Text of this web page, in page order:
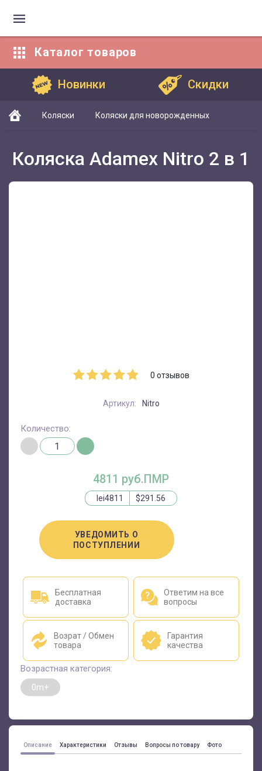
Каталог товаров
Новинки Скидки
Коляски Коляски для новорожденных
Коляска Adamex Nitro 2 в 1
0 отзывов
Артикул: Nitro
4811 руб.ПМР
lei4811 $291.56
УВЕДОМИТЬ О
ПОСТУПЛЕНИИ
Количество:
Бесплатная
доставка
Ответим на все
вопросы
Возрат / Обмен
товара
Гарантия
качества
Возрастная категория:
0m+
Описание Характеристики Отзывы Вопросы по товару Фото